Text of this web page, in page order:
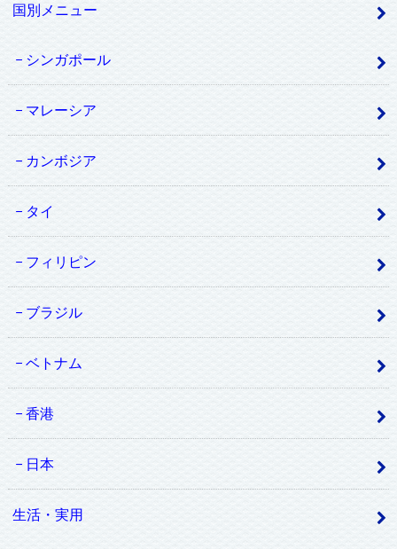
国別メニュー
シンガポール
マレーシア
カンボジア
タイ
フィリピン
ブラジル
ベトナム
香港
日本
生活・実用